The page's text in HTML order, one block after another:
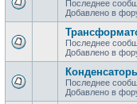
Последнее
Добавлено в
Последнее
Добавлено в
Последнее
Добавлено в